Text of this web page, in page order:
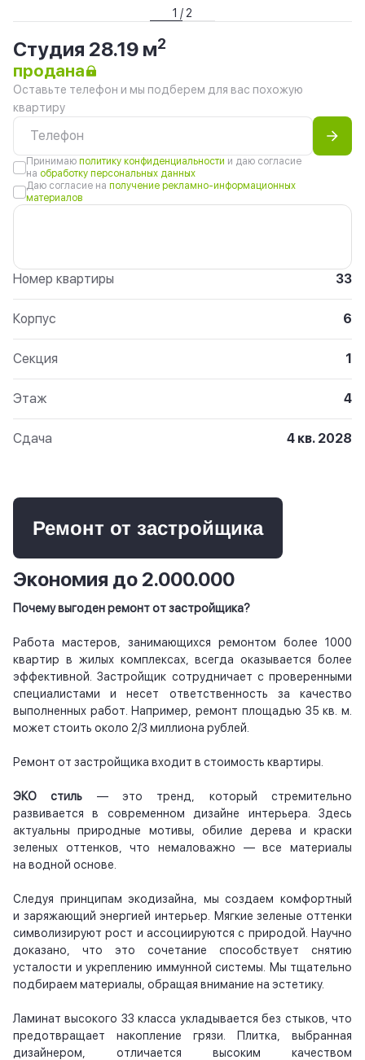
1 / 2
Студия 28.19 м2
продана
Оставьте телефон и мы подберем для вас похожую
квартиру
Принимаю политику конфиденциальности и даю согласие
на обработку персональных данных
Даю согласие на получение рекламно-информационных
материалов
Номер квартиры 33
Корпус 6
Секция 1
Этаж 4
Сдача 4 кв. 2028
Ремонт от застройщика
Экономия до 2.000.000
Почему выгоден ремонт от застройщика?
Работа мастеров, занимающихся ремонтом более 1000
квартир в жилых комплексах, всегда оказывается более
эффективной. Застройщик сотрудничает с проверенными
специалистами и несет ответственность за качество
выполненных работ. Например, ремонт площадью 35 кв. м.
может стоить около 2/3 миллиона рублей.
Ремонт от застройщика входит в стоимость квартиры.
ЭКО стиль — это тренд, который стремительно
развивается в современном дизайне интерьера. Здесь
актуальны природные мотивы, обилие дерева и краски
зеленых оттенков, что немаловажно — все материалы
на водной основе.
Следуя принципам экодизайна, мы создаем комфортный
и заряжающий энергией интерьер. Мягкие зеленые оттенки
символизируют рост и ассоциируются с природой. Научно
доказано, что это сочетание способствует снятию
усталости и укреплению иммунной системы. Мы тщательно
подбираем материалы, обращая внимание на эстетику.
Ламинат высокого 33 класса укладывается без стыков, что
предотвращает накопление грязи. Плитка, выбранная
дизайнером, отличается высоким качеством